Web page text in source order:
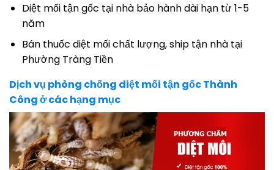
Diệt mối tận gốc tại nhà bảo hành dài hạn từ 1-5
năm
Bán thuốc diệt mối chất lượng, ship tận nhà tại
Phường Tràng Tiền
Dịch vụ phòng chống diệt mối tận gốc Thành
Công ở các hạng mục